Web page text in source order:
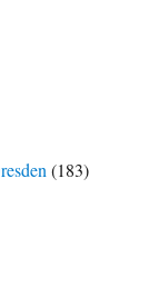
(183)